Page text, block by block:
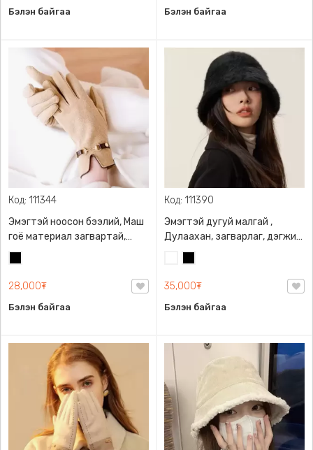
Бэлэн байгаа Бэлэн байгаа
Код: 111344
Эмэгтэй ноосон бээлий, Маш
гоё материал загвартай,
дулаахан дотортой таны
гарын дааруулахгүй
28,000₮
Бэлэн байгаа
Код: 111390
Эмэгтэй дугуй малгай ,
Дулаахан, загварлаг, дэгжин
харагдуулна
35,000₮
Бэлэн байгаа